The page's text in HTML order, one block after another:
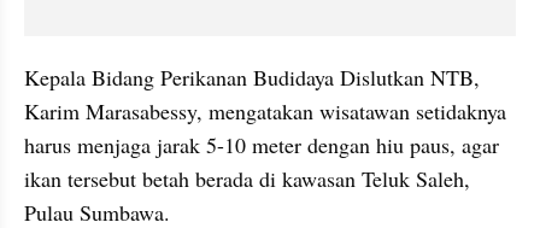
Kepala Bidang Perikanan Budidaya Dislutkan NTB,
Karim Marasabessy, mengatakan wisatawan setidaknya
harus menjaga jarak 5-10 meter dengan hiu paus, agar
ikan tersebut betah berada di kawasan Teluk Saleh,
Pulau Sumbawa.